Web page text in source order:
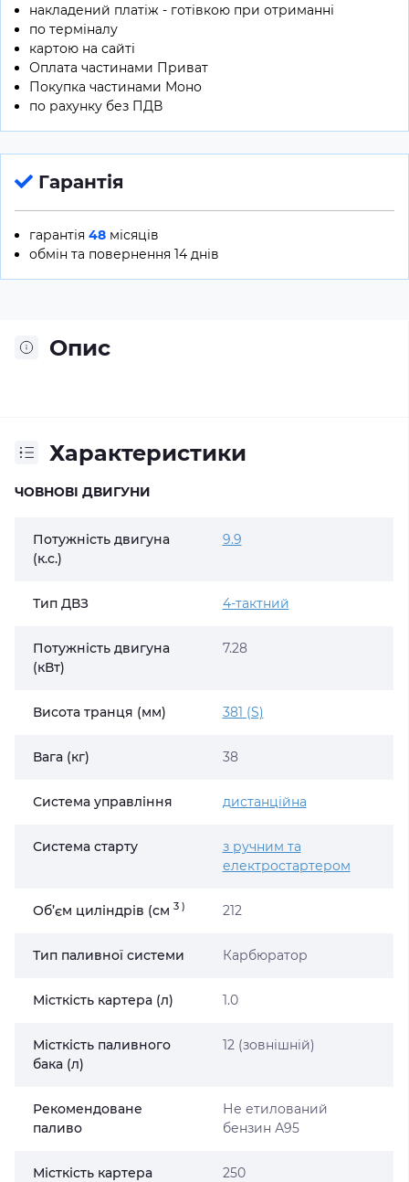
накладений платіж - готівкою при отриманні
по терміналу
картою на сайті
Оплата частинами Приват
Покупка частинами Моно
по рахунку без ПДВ
Гарантія
гарантія 48 місяців
обмін та повернення 14 днів
Опис
Характеристики
ЧОВНОВІ ДВИГУНИ
Потужність двигуна
(к.с.)
9.9
Тип ДВЗ 4-тактний
Потужність двигуна
(кВт)
7.28
Висота транця (мм) 381 (S)
Вага (кг) 38
Система управління дистанційна
Система старту
з ручним та
електростартером
Об’єм циліндрів (cм 3 ) 212
Тип паливної системи Карбюратор
Місткість картера (л) 1.0
Місткість паливного
бака (л)
12 (зовнішній)
Рекомендоване
паливо
Не етилований
бензин А95
Місткість картера
250